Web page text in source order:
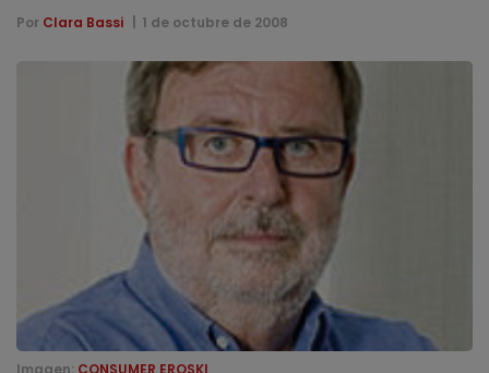
Por Clara Bassi 1 de octubre de 2008